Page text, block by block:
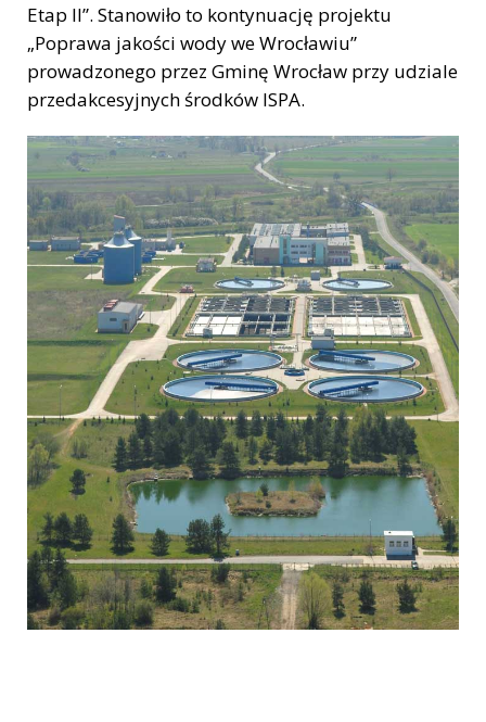
Etap II”. Stanowiło to kontynuację projektu
„Poprawa jakości wody we Wrocławiu”
prowadzonego przez Gminę Wrocław przy udziale
przedakcesyjnych środków ISPA.